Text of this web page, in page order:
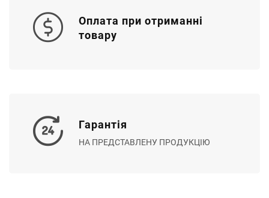
Оплата при отриманні
товару
Гарантія
НА ПРЕДСТАВЛЕНУ ПРОДУКЦІЮ